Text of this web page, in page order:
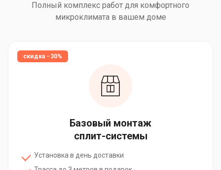
Полный комплекс работ для комфортного
микроклимата в вашем доме
скидка −30%
Базовый монтаж
сплит-системы
Установка в день доставки